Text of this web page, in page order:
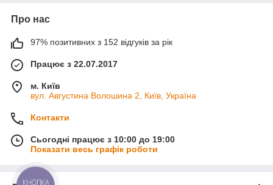
Про нас
97% позитивних з 152 відгуків за рік
Працює з 22.07.2017
м. Київ
вул. Августина Волошина 2, Київ, Україна
Контакти
Сьогодні працює з 10:00 до 19:00
Показати весь графік роботи
КНОПКА